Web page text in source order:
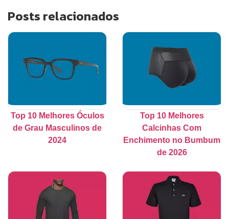
Posts relacionados
Top 10 Melhores Óculos
de Grau Masculinos de
2024
Top 10 Melhores
Calcinhas Com
Enchimento no Bumbum
de 2026